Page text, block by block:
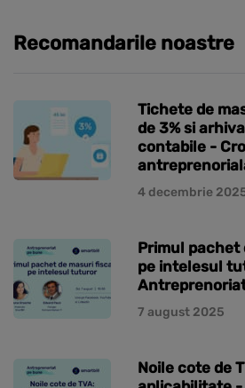
Recomandarile noastre
Tichete de
de 3% si
contabile -
4 decembrie
Primul pachet
pe intelesul
7 august 2025
Noile cote de